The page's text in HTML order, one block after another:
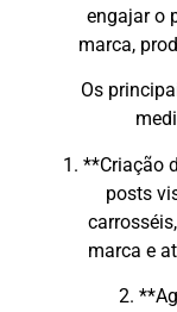
engajar o
marca,
Os
1. **Criação
posts
marca e
2.